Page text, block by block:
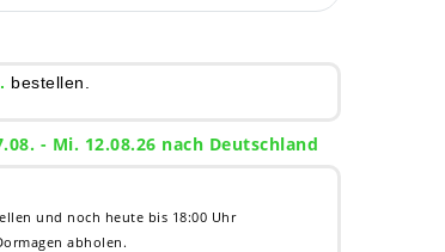
bestellen.
- Mi. 12.08.26 nach Deutschland
und noch heute bis 18:00 Uhr
abholen.